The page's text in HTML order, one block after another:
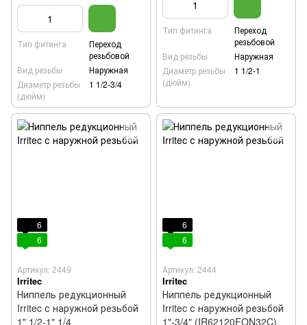
Тип фитинга
Переход
резьбовой
Вид резьбы
Наружная
Диаметр резьбы
(дюйм)
1 1/2-3/4
Тип фитинга
Переход
резьбовой
Вид резьбы
Наружная
Диаметр резьбы
(дюйм)
1 1/2-1
6
6
Артикул: 2449
Irritec
Ниппель редукционный
Irritec с наружной резьбой
1" 1/2-1" 1/4
6
6
Артикул: 2444
Irritec
Ниппель редукционный
Irritec с наружной резьбой
1"-3/4" (IR62120FON32C)